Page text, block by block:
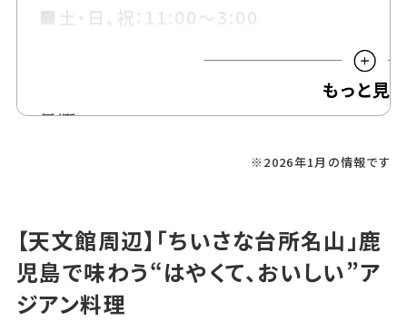
■土・日、祝：11:00～3:00
月曜
駐車場
無
※2026年1月の情報です
【天文館周辺】「ちいさな台所名山」鹿
児島で味わう“はやくて、おいしい”ア
ジアン料理